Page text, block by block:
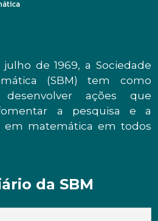
de 1969, a Sociedade
(SBM) tem como
ações que
a pesquisa e a
em matemática em todos
da SBM